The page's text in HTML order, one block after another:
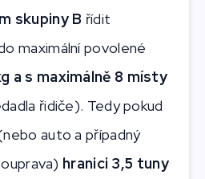
skupiny B řídit
maximální povolené
a s maximálně 8 místy
řidiče). Tedy pokud
auto a případný
hranici 3,5 tuny